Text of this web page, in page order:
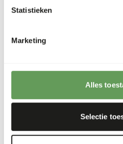
Statistieken
Marketing
Alles
Selectie
In the winter months,
Feeding fruits might lead
about nutritional values
vegetables).
Stimulate foraging
enrichment and